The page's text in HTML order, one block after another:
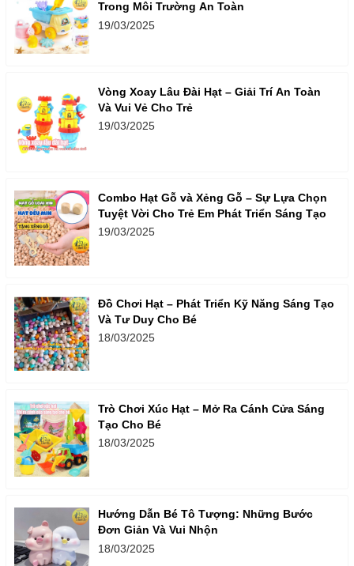
Trong Môi Trường An Toàn
19/03/2025
Vòng Xoay Lâu Đài Hạt – Giải Trí An Toàn
Và Vui Vẻ Cho Trẻ
19/03/2025
Combo Hạt Gỗ và Xẻng Gỗ – Sự Lựa Chọn
Tuyệt Vời Cho Trẻ Em Phát Triển Sáng Tạo
19/03/2025
Đồ Chơi Hạt – Phát Triển Kỹ Năng Sáng Tạo
Và Tư Duy Cho Bé
18/03/2025
Trò Chơi Xúc Hạt – Mở Ra Cánh Cửa Sáng
Tạo Cho Bé
18/03/2025
Hướng Dẫn Bé Tô Tượng: Những Bước
Đơn Giản Và Vui Nhộn
18/03/2025